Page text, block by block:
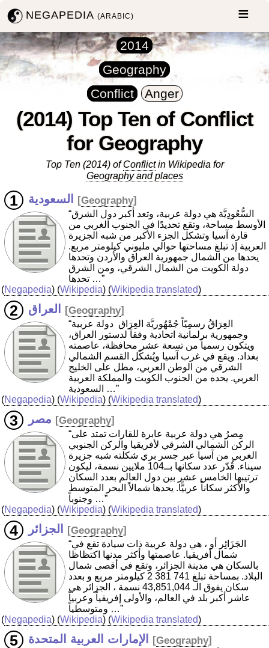
NEGAPEDIA(ARABIC)
2014
Geography
Conflict
Anger
(2014) Top Ten of Conflict
for Geography
Top Ten (2014) ofConflictin Wikipedia for
Geography and places
السعودية [Geography]
“السُّعُودِيَّة هي دولة عربية، وتعد أكبر دول الشرق
الأوسط مساحة، وتقع تحديدًا في الجنوب الغربي من
قارة آسيا وتشكل الجزء الأكبر من شبه الجزيرة
العربية إذ تبلغ مساحتها حوالي مليوني كيلومتر مربع.
يحدها من الشمال جمهورية العراق والأردن وتحدها
دولة الكويت من الشمال الشرقي، ومن الشرق
تحدها …”
(Negapedia) (Wikipedia) (Wikipedia translated)
العراق [Geography]
“العِرَاقُ رسمِيّاً جُمْهُوريَّة العِرَاق ‏ دولة عربية
وجمهورية برلمانية اتحادية وفقاً لدستور العراق،
ويتكون رسمياً من تسعة عشر محافظة، عاصمته
بغداد. ويقع في غرب آسيا ويُشكّل القسم الشمالي
الشرقي من الوطن العربي، مطل على الخليج
العربي. يحده من الجنوب الكويت والمملكة العربية
السعودية …”
(Negapedia) (Wikipedia) (Wikipedia translated)
مصر [Geography]
“مِصرُ هي دولة عربية عابرة للقارات تمتد على
الركن الشمالي الشرقي لأفريقيا والركن الجنوبي
الغربي من آسيا عبر جسر بري شكلته شبه جزيرة
سيناء. قُدّر عدد سكانها بــ104 ملايين نسمة، ليكون
ترتيبها الخامس عشر بين دول العالم بعدد السكان
والأكثر سكاناً عربيًّا. يحدها شمالاً البحر المتوسط
وجنوباً …”
(Negapedia) (Wikipedia) (Wikipedia translated)
الجزائر [Geography]
“الجَزَائِر أو ، هي دولة عربية ذات سيادة تقع في
شمال أفريقيا. عاصمتها وأكثر مدنها اكتظاظا
بالسكان هي مدينة الجزائر، وتقع في أقصى شمال
البلاد. بمساحة تبلغ 2 381 741 كيلومتر مربع و بعدد
سكان يفوق الـ 43,851,044 نسمة ، الجزائر هي
عاشر أكبر بلد في العالم، والأولى إفريقياً وعربياً
ومتوسطياً …”
(Negapedia) (Wikipedia) (Wikipedia translated)
الإمارات العربية المتحدة [Geography]